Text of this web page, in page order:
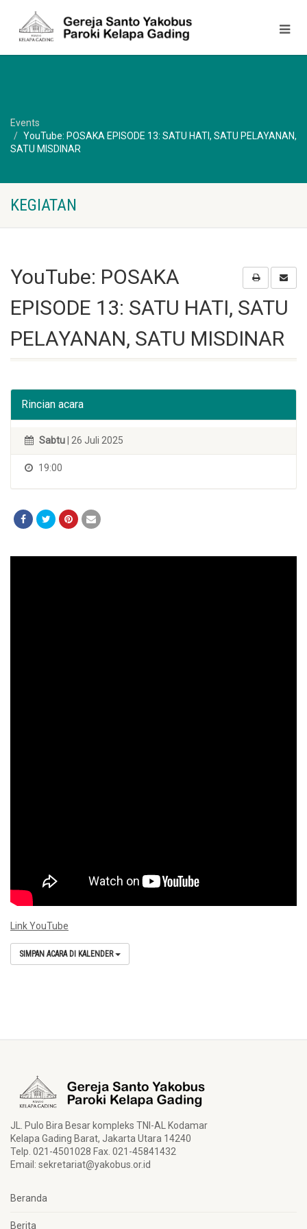
Events
YouTube: POSAKA EPISODE 13: SATU HATI, SATU PELAYANAN,
SATU MISDINAR
KEGIATAN
YouTube: POSAKA
EPISODE 13: SATU HATI, SATU
PELAYANAN, SATU MISDINAR
Rincian acara
Sabtu | 26 Juli 2025
19:00
Link YouTube
SIMPAN ACARA DI KALENDER
JL. Pulo Bira Besar kompleks TNI-AL Kodamar
Kelapa Gading Barat, Jakarta Utara 14240
Telp. 021-4501028 Fax. 021-45841432
Email: sekretariat@yakobus.or.id
Beranda
Berita